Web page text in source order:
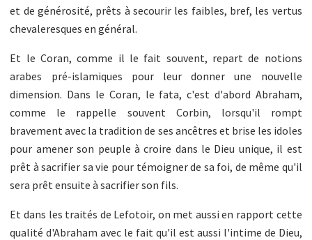
et de générosité, prêts à secourir les faibles, bref, les vertus
chevaleresques en général.
Et le Coran, comme il le fait souvent, repart de notions
arabes pré-islamiques pour leur donner une nouvelle
dimension. Dans le Coran, le fata, c'est d'abord Abraham,
comme le rappelle souvent Corbin, lorsqu'il rompt
bravement avec la tradition de ses ancêtres et brise les idoles
pour amener son peuple à croire dans le Dieu unique, il est
prêt à sacrifier sa vie pour témoigner de sa foi, de même qu'il
sera prêt ensuite à sacrifier son fils.
Et dans les traités de Lefotoir, on met aussi en rapport cette
qualité d'Abraham avec le fait qu'il est aussi l'intime de Dieu,